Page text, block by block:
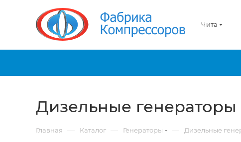
Чита
Дизельные генераторы
Главная — Каталог — Генераторы — Дизельные